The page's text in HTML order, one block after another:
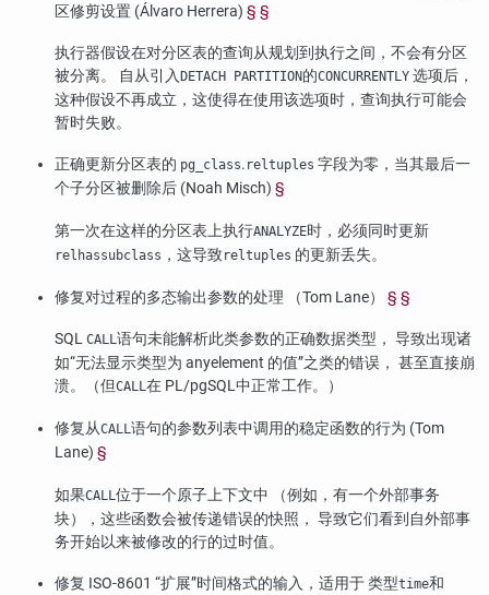
区修剪设置 (Álvaro Herrera) § §
执行器假设在对分区表的查询从规划到执行之间，不会有分区
被分离。 自从引入 DETACH PARTITION的CONCURRENTLY 选项后，
这种假设不再成立，这使得在使用该选项时，查询执行可能会
暂时失败。
正确更新分区表的 pg_class. reltuples 字段为零，当其最后一
个子分区被删除后 (Noah Misch) §
第一次在这样的分区表上执行ANALYZE时，必须同时更新
relhassubclass ，这导致reltuples 的更新丢失。
修复对过程的多态输出参数的处理 （Tom Lane） § §
SQL CALL语句未能解析此类参数的正确数据类型， 导致出现诸
如“无法显示类型为 anyelement 的值”之类的错误， 甚至直接崩
溃。（但CALL在 PL/pgSQL中正常工作。）
修复从CALL语句的参数列表中调用的稳定函数的行为 (Tom
Lane) §
如果CALL 位于一个原子上下文中 （例如，有一个外部事务
块），这些函数会被传递错误的快照， 导致它们看到自外部事
务开始以来被修改的行的过时值。
修复 ISO-8601 “扩展”时间格式的输入，适用于 类型time和